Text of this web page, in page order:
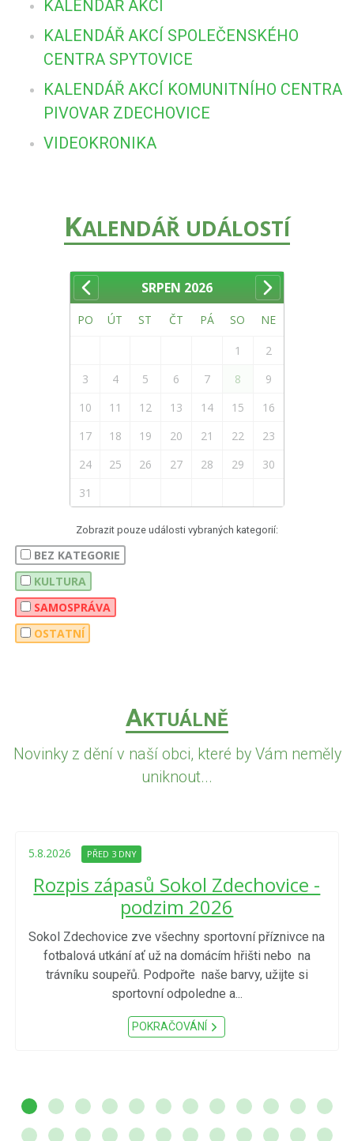
KALENDÁŘ AKCÍ
KALENDÁŘ AKCÍ SPOLEČENSKÉHO
CENTRA SPYTOVICE
KALENDÁŘ AKCÍ KOMUNITNÍHO CENTRA
PIVOVAR ZDECHOVICE
VIDEOKRONIKA
KALENDÁŘ UDÁLOSTÍ
SRPEN 2026
PO ÚT ST ČT PÁ SO NE
1
2
3
4 5 6 7 8
9
10
11 12 13 14 15
16
17
18 19 20 21 22
23
24
25 26 27 28 29
30
31
Zobrazit pouze události vybraných kategorií:
BEZ KATEGORIE
KULTURA
SAMOSPRÁVA
OSTATNÍ
AKTUÁLNĚ
Novinky z dění v naší obci, které by Vám neměly
uniknout...
5.8.2026 PŘED 3 DNY
Rozpis zápasů Sokol Zdechovice -
podzim 2026
Sokol Zdechovice zve všechny sportovní příznivce na
fotbalová utkání ať už na domácím hřišti nebo na
trávníku soupeřů. Podpořte naše barvy, užijte si
sportovní odpoledne a...
POKRAČOVÁNÍ